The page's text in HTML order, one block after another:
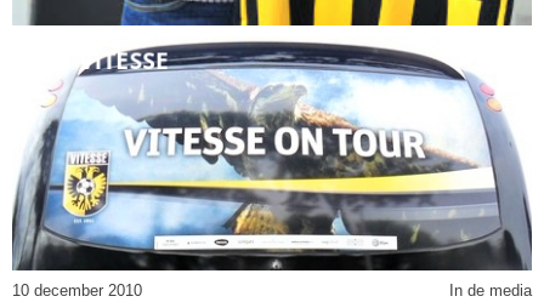
10 december 2010 In de media